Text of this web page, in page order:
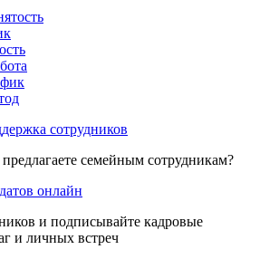
сотрудников
семейным сотрудникам?
онлайн
и подписывайте кадровые
и личных встреч